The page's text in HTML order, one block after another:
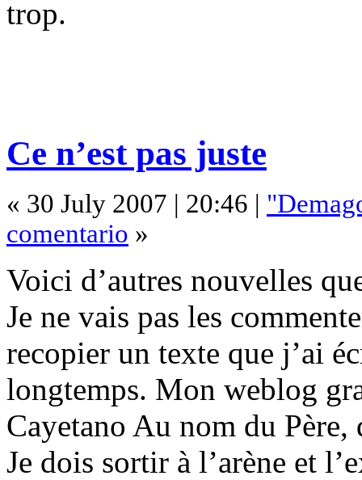
trop.
Ce n’est pas juste
« 30 July 2007 | 20:46 |
comentario »
Voici d’autres nouvelles
Je ne vais pas les
recopier un texte que j’ai
longtemps. Mon weblog
Cayetano Au nom du
Je dois sortir à l’arène et